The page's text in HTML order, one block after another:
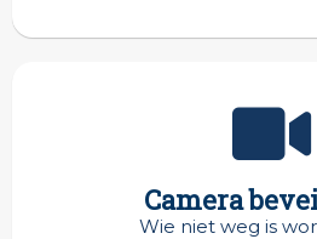
Camera
Wie niet weg is